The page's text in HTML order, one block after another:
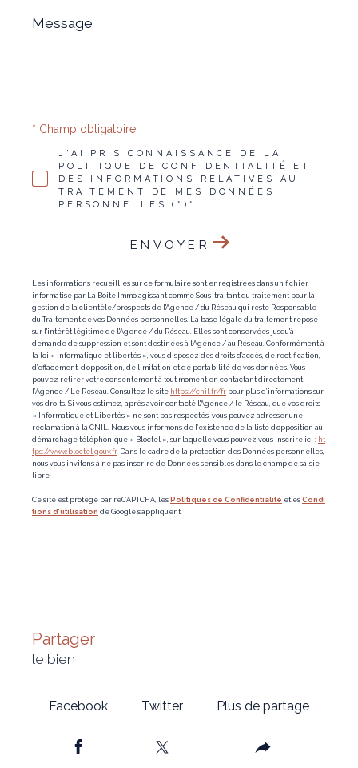
Message
*
J'AI PRIS CONNAISSANCE DE LA
POLITIQUE DE CONFIDENTIALITÉ ET
DES INFORMATIONS RELATIVES AU
TRAITEMENT DE MES DONNÉES
PERSONNELLES (*)*
* Champ obligatoire
ENVOYER
Les informations recueillies sur ce formulaire sont enregistrées dans un fichier
informatisé par La Boite Immo agissant comme Sous-traitant du traitement pour la
gestion de la clientèle/prospects de l'Agence / du Réseau qui reste Responsable
du Traitement de vos Données personnelles. La base légale du traitement repose
sur l'intérêt légitime de l'Agence / du Réseau. Elles sont conservées jusqu'à
demande de suppression et sont destinées à l'Agence / au Réseau. Conformément à
la loi « informatique et libertés », vous disposez des droits d’accès, de rectification,
d’effacement, d’opposition, de limitation et de portabilité de vos données. Vous
pouvez retirer votre consentement à tout moment en contactant directement
l’Agence / Le Réseau. Consultez le site https://cnil.fr/fr pour plus d’informations sur
vos droits. Si vous estimez, après avoir contacté l'Agence / le Réseau, que vos droits
« Informatique et Libertés » ne sont pas respectés, vous pouvez adresser une
réclamation à la CNIL. Nous vous informons de l’existence de la liste d'opposition au
démarchage téléphonique « Bloctel », sur laquelle vous pouvez vous inscrire ici : ht
tps://www.bloctel.gouv.fr. Dans le cadre de la protection des Données personnelles,
nous vous invitons à ne pas inscrire de Données sensibles dans le champ de saisie
libre.
Ce site est protégé par reCAPTCHA, les Politiques de Confidentialité et es Condi
tions d'utilisation de Google s'appliquent.
partager
le bien
Facebook Twitter Plus de partage